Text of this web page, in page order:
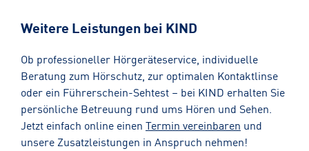
Weitere Leistungen bei KIND
Ob professioneller Hörgeräteservice, individuelle
Beratung zum Hörschutz, zur optimalen Kontaktlinse
oder ein Führerschein-Sehtest – bei KIND erhalten Sie
persönliche Betreuung rund ums Hören und Sehen.
Jetzt einfach online einen Termin vereinbaren und
unsere Zusatzleistungen in Anspruch nehmen!